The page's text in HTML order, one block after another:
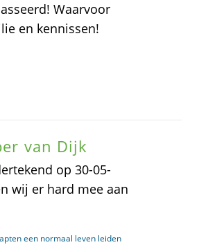
Waarvoor
en kennissen!
van Dijk
op 30-05-
wij er hard mee aan
een normaal leven leiden